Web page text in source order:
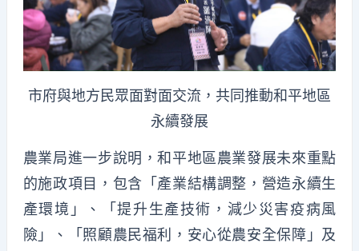
市府與地方民眾面對面交流，共同推動和平地區
永續發展
農業局進一步說明，和平地區農業發展未來重點
的施政項目，包含「產業結構調整，營造永續生
產環境」、「提升生產技術，減少災害疫病風
險」、「照顧農民福利，安心從農安全保障」及